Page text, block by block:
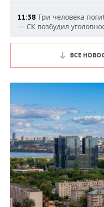
11:38 Три человека
— СК возбудил
ВСЕ